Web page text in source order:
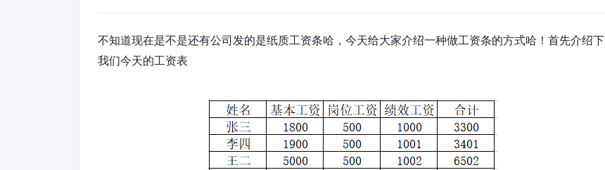
不知道现在是不是还有公司发的是纸质工资条哈，今天给大家介绍一种做工资条的方式哈！首先介绍下
我们今天的工资表